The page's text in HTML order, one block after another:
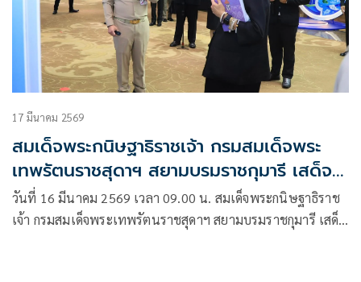
17 มีนาคม 2569
สมเด็จพระกนิษฐาธิราชเจ้า กรมสมเด็จพระ
เทพรัตนราชสุดาฯ สยามบรมราชกุมารี เสด็จ
พระราชดำเนินมาทรงเปิดงานวิชาการส่ง
เสริมสุขภาพและอนามัยสิ่งแวดล้อมแห่งชาติ
วันที่ 16 มีนาคม 2569 เวลา 09.00 น. สมเด็จพระกนิษฐาธิราช
เจ้า กรมสมเด็จพระเทพรัตนราชสุดาฯ สยามบรมราชกุมารี เสด็จ